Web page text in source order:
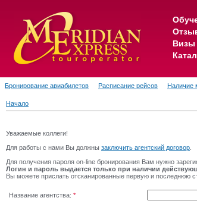
Визы
Бронирование авиабилетов Расписание рейсов Наличие
Начало
Уважаемые коллеги!
Для работы с нами Вы должны заключить агентский договор
Для получения пароля on-line бронирования Вам нужно
Логин и пароль выдается только при наличии
Вы можете прислать отсканированные первую и последнюю
Название агентства: *